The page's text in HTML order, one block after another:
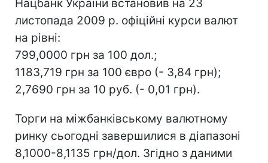
Нацбанк України встановив на 23
листопада 2009 р. офіційні курси валют
на рівні:
799,0000 грн за 100 дол.;
1183,719 грн за 100 євро (- 3,84 грн);
2,7690 грн за 10 руб. (- 0,01 грн).
Торги на міжбанківському валютному
ринку сьогодні завершилися в діапазоні
8,1000-8,1135 грн/дол. Згідно з даними